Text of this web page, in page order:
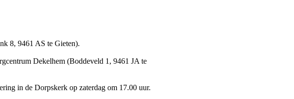
8, 9461 AS te Gieten).
Dekelhem (Boddeveld 1, 9461 JA te
in de Dorpskerk op zaterdag om 17.00 uur.